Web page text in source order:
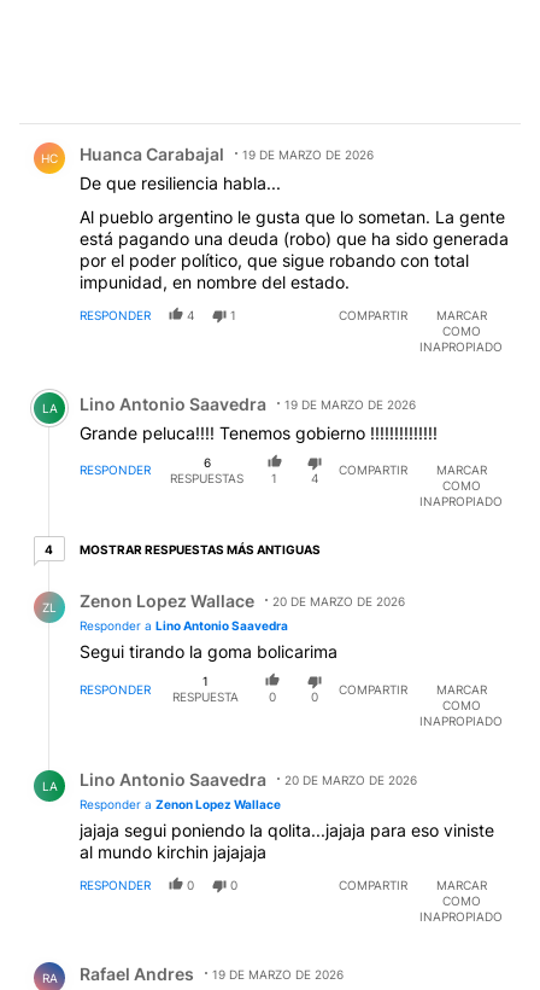
HC Huanca Carabajal 19 DE MARZO DE 2026
De que resiliencia habla...
Al pueblo argentino le gusta que lo sometan. La gente
está pagando una deuda (robo) que ha sido generada
por el poder político, que sigue robando con total
impunidad, en nombre del estado.
RESPONDER 4 1 COMPARTIR
MARCAR
COMO
INAPROPIADO
Comentario de Lino Antonio Saavedra.
LA Lino Antonio Saavedra 19 DE MARZO DE 2026
Grande peluca!!!! Tenemos gobierno !!!!!!!!!!!!!!
RESPONDER
6
RESPUESTAS
1 4
COMPARTIR
MARCAR
COMO
INAPROPIADO
44 respuestas más antiguas
MOSTRAR RESPUESTAS MÁS ANTIGUAS
ZL Zenon Lopez Wallace
20 DE MARZO DE 2026
Responder a Lino Antonio Saavedra
Segui tirando la goma bolicarima
RESPONDER
1
RESPUESTA
0 0
COMPARTIR
MARCAR
COMO
INAPROPIADO
LA Lino Antonio Saavedra
20 DE MARZO DE 2026
Responder a Zenon Lopez Wallace
jajaja segui poniendo la qolita...jajaja para eso viniste
al mundo kirchin jajajaja
RESPONDER 0 0 COMPARTIR
MARCAR
COMO
INAPROPIADO
RA Rafael Andres 19 DE MARZO DE 2026